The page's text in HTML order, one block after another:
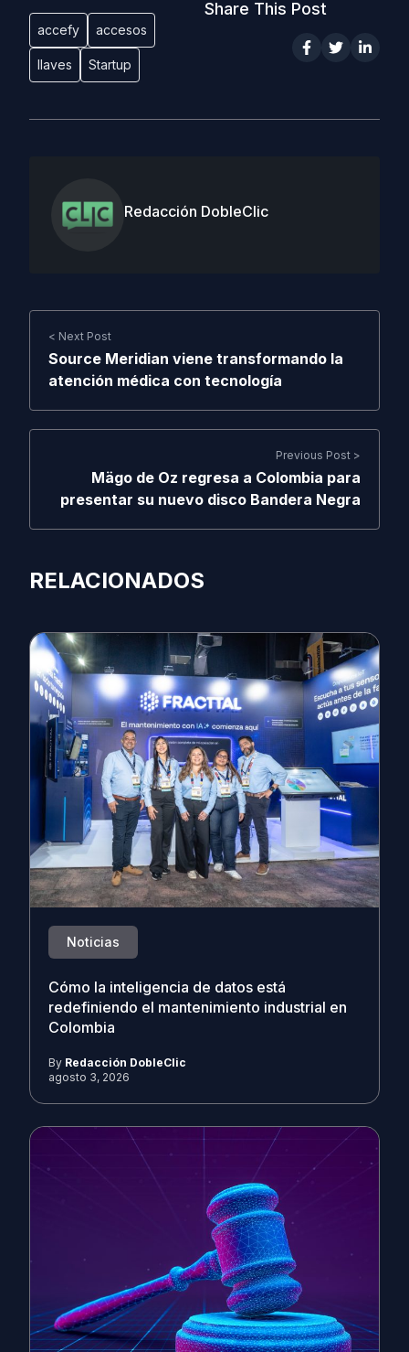
accefy accesos
llaves Startup
Share This Post
Redacción DobleClic
< Next Post
Source Meridian viene transformando la
atención médica con tecnología
Previous Post >
Mägo de Oz regresa a Colombia para
presentar su nuevo disco Bandera Negra
RELACIONADOS
Noticias
Cómo la inteligencia de datos está
redefiniendo el mantenimiento industrial en
Colombia
By Redacción DobleClic
agosto 3, 2026